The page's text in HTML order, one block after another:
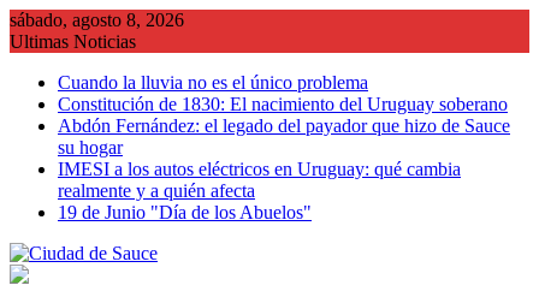
Saltar
al
sábado, agosto 8, 2026
Ultimas Noticias
Cuando la lluvia no es el único problema
Constitución de 1830: El nacimiento del Uruguay soberano
Abdón Fernández: el legado del payador que hizo de Sauce
su hogar
IMESI a los autos eléctricos en Uruguay: qué cambia
realmente y a quién afecta
19 de Junio "Día de los Abuelos"